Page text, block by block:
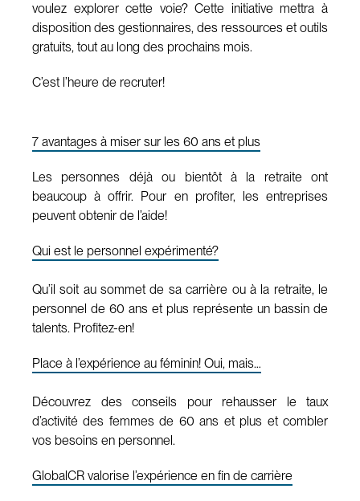
voulez explorer cette voie? Cette initiative mettra à
disposition des gestionnaires, des ressources et outils
gratuits, tout au long des prochains mois.
C’est l’heure de recruter!
7 avantages à miser sur les 60 ans et plus
Les personnes déjà ou bientôt à la retraite ont
beaucoup à offrir. Pour en profiter, les entreprises
peuvent obtenir de l’aide!
Qui est le personnel expérimenté?
Qu’il soit au sommet de sa carrière ou à la retraite, le
personnel de 60 ans et plus représente un bassin de
talents. Profitez-en!
Place à l’expérience au féminin! Oui, mais…
Découvrez des conseils pour rehausser le taux
d’activité des femmes de 60 ans et plus et combler
vos besoins en personnel.
GlobalCR valorise l’expérience en fin de carrière